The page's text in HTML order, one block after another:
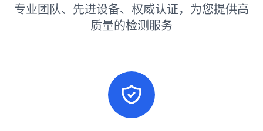
专业团队、先进设备、权威认证，为您提供高
质量的检测服务